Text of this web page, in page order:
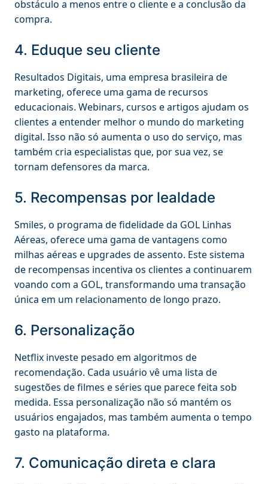
obstáculo a menos entre o cliente e a conclusão da
compra.
4. Eduque seu cliente
Resultados Digitais, uma empresa brasileira de
marketing, oferece uma gama de recursos
educacionais. Webinars, cursos e artigos ajudam os
clientes a entender melhor o mundo do marketing
digital. Isso não só aumenta o uso do serviço, mas
também cria especialistas que, por sua vez, se
tornam defensores da marca.
5. Recompensas por lealdade
Smiles, o programa de fidelidade da GOL Linhas
Aéreas, oferece uma gama de vantagens como
milhas aéreas e upgrades de assento. Este sistema
de recompensas incentiva os clientes a continuarem
voando com a GOL, transformando uma transação
única em um relacionamento de longo prazo.
6. Personalização
Netflix investe pesado em algoritmos de
recomendação. Cada usuário vê uma lista de
sugestões de filmes e séries que parece feita sob
medida. Essa personalização não só mantém os
usuários engajados, mas também aumenta o tempo
gasto na plataforma.
7. Comunicação direta e clara